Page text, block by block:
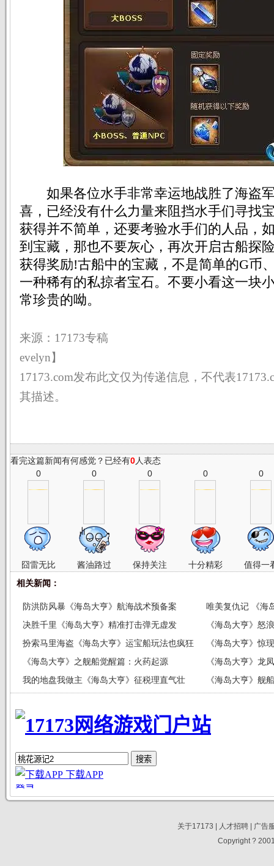
如果各位水手非常幸运地战胜了海盗
喜，已经没有什么力量来阻挡水手们寻找
获得并不简单，还要考验水手们的人品，
到宝藏，那也不要灰心，再次开启古船探
获得奖励!古船中的宝藏，不是简单的G币
一种稀有的私掠者宝石。不要小看这一块
常珍贵的呦。
来源：17173专稿
evelyn】
17173.com发布此文仅为传递信息，不代表
其描述。
看完这篇新闻有何感觉？已经有0人表态
0
囧雷无比
0
酱油路过
0
保持关注
0
十分精彩
0
值得一
相关新闻：
防洪防风暴《海岛大亨》航海战术预备案
唯美复仇记 《海
决胜千里《海岛大亨》精准打击弹无虚发
《海岛大亨》怒
扮索马里海盗《海岛大亨》运宝船玩法也疯狂
《海岛大亨》惊
《海岛大亨》之舰船觉醒篇：火药起源
《海岛大亨》龙
我的地盘我做主《海岛大亨》征税理直气壮
《海岛大亨》舰
关于17173 人才招聘|
广告
Copyright ?